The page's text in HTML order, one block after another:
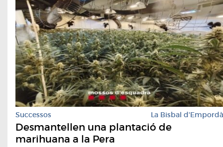
Successos La Bisbal d'Empordà
Desmantellen una plantació de
marihuana a la Pera